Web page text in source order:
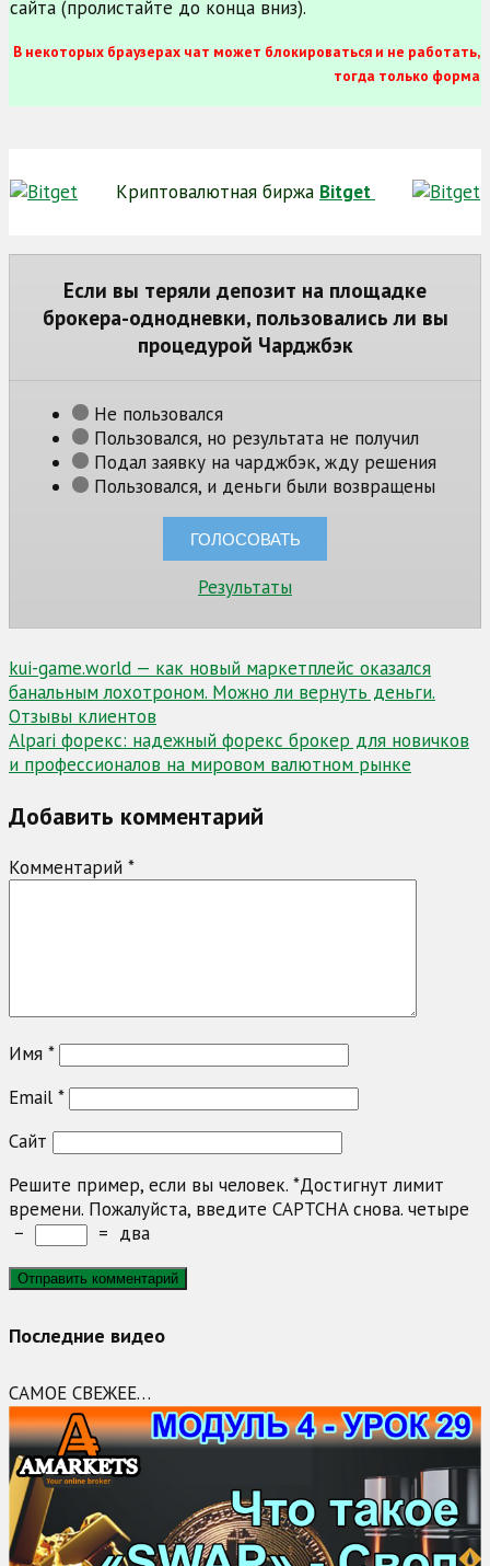
сайта (пролистайте до конца вниз).
В некоторых браузерах чат может блокироваться и не работать,
тогда только форма
Криптовалютная биржа Bitget
Если вы теряли депозит на площадке
брокера-однодневки, пользовались ли вы
процедурой Чарджбэк
Не пользовался
Пользовался, но результата не получил
Подал заявку на чарджбэк, жду решения
Пользовался, и деньги были возвращены
Результаты
Навигация
по
записям
kui-game.world — как новый маркетплейс оказался
банальным лохотроном. Можно ли вернуть деньги.
Отзывы клиентов
Alpari форекс: надежный форекс брокер для новичков
и профессионалов на мировом валютном рынке
Добавить комментарий
Комментарий *
Имя *
Email *
Сайт
Решите пример, если вы человек. *Достигнут лимит
времени. Пожалуйста, введите CAPTCHA снова. четыре
−
= два
Последние видео
САМОЕ СВЕЖЕЕ…